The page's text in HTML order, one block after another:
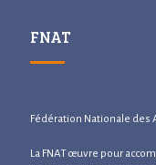
FNAT
Fédération Nationale des
La FNAT œuvre pour